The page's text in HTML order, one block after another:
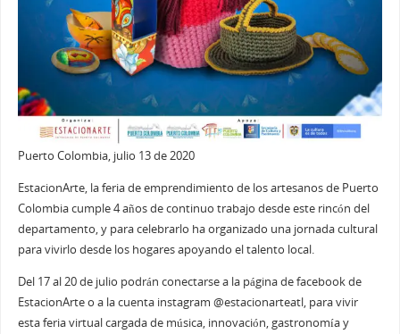
Puerto Colombia, julio 13 de 2020
EstacionArte, la feria de emprendimiento de los artesanos de Puerto
Colombia cumple 4 años de continuo trabajo desde este rincón del
departamento, y para celebrarlo ha organizado una jornada cultural
para vivirlo desde los hogares apoyando el talento local.
Del 17 al 20 de julio podrán conectarse a la página de facebook de
EstacionArte o a la cuenta instagram @estacionarteatl, para vivir
esta feria virtual cargada de música, innovación, gastronomía y